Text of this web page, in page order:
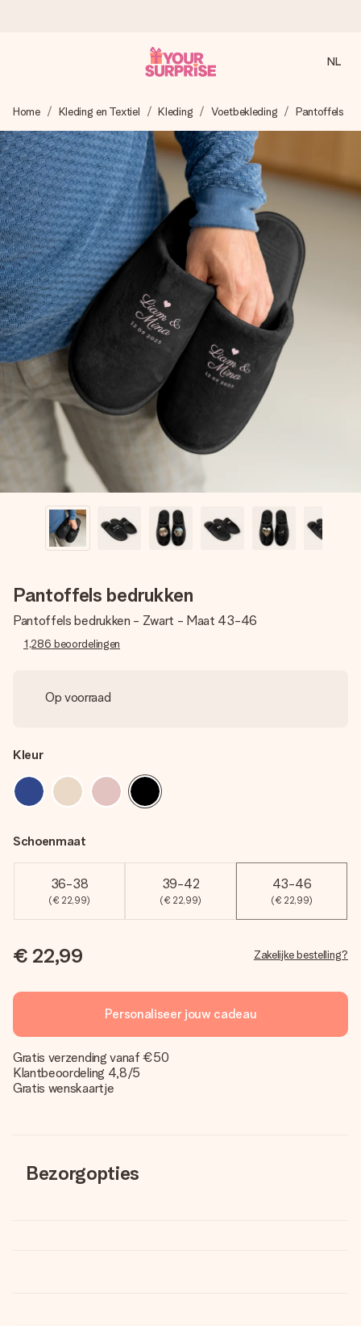
We maken jouw cadeau met zorg en zorgen dat het
razendsnel onderweg is - zodat jij kunt geven op precies
het juiste moment, wanneer het het meeste betekent.
4,8 (gebaseerd op +8.000 reviews)
Onze cadeaus worden gewaardeerd. Klanten beoordelen
ons met een 4,7 op Google Reviews
Gratis wenskaartje
Je maakt in een paar stappen iets unieks – met haar naam,
jullie foto of een boodschap die raakt. Zonder gedoe, maar
met alle aandacht voor het moment.
NL
Home Kleding en Textiel Kleding Voetbekleding Pantoffels
Pantoffels bedrukken
Pantoffels bedrukken - Zwart - Maat 43-46
1,286 beoordelingen
Op voorraad
Kleur
Schoenmaat
36-38
(€ 22,99)
39-42
(€ 22,99)
43-46
(€ 22,99)
€ 22,99 Zakelijke bestelling?
Personaliseer jouw cadeau
Gratis verzending vanaf €50
Klantbeoordeling 4,8/5
Gratis wenskaartje
Bezorgopties